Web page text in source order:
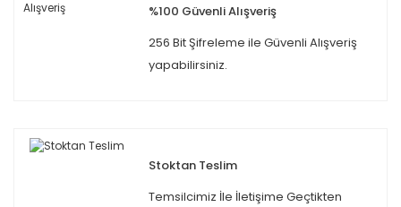
%100 Güvenli Alışveriş
256 Bit Şifreleme ile Güvenli Alışveriş
yapabilirsiniz.
Stoktan Teslim
Temsilcimiz İle İletişime Geçtikten